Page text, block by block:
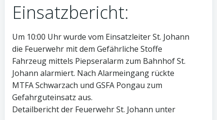
Einsatzbericht:
Um 10:00 Uhr wurde vom Einsatzleiter St. Johann
die Feuerwehr mit dem Gefährliche Stoffe
Fahrzeug mittels Piepseralarm zum Bahnhof St.
Johann alarmiert. Nach Alarmeingang rückte
MTFA Schwarzach und GSFA Pongau zum
Gefahrguteinsatz aus.
Detailbericht der Feuerwehr St. Johann unter